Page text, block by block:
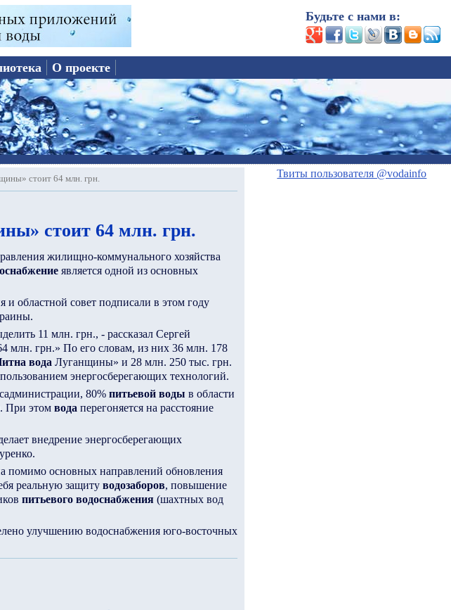
Будьте с нами в:
О проекте
стоит 64 млн. грн.
стоит 64 млн. грн.
жилищно-коммунального хозяйства
является одной из основных
областной совет подписали в этом году
11 млн. грн., - рассказал Сергей
млн. грн.» По его словам, из них 36 млн. 178
вода Луганщины» и 28 млн. 250 тыс. грн.
энергосберегающих технологий.
80% питьевой воды в области
При этом вода перегоняется на расстояние
внедрение энергосберегающих
помимо основных направлений обновления
реальную защиту водозаборов, повышение
питьевого водоснабжения(шахтных вод
улучшению водоснабжения юго-восточных
Твиты пользователя @vodainfo